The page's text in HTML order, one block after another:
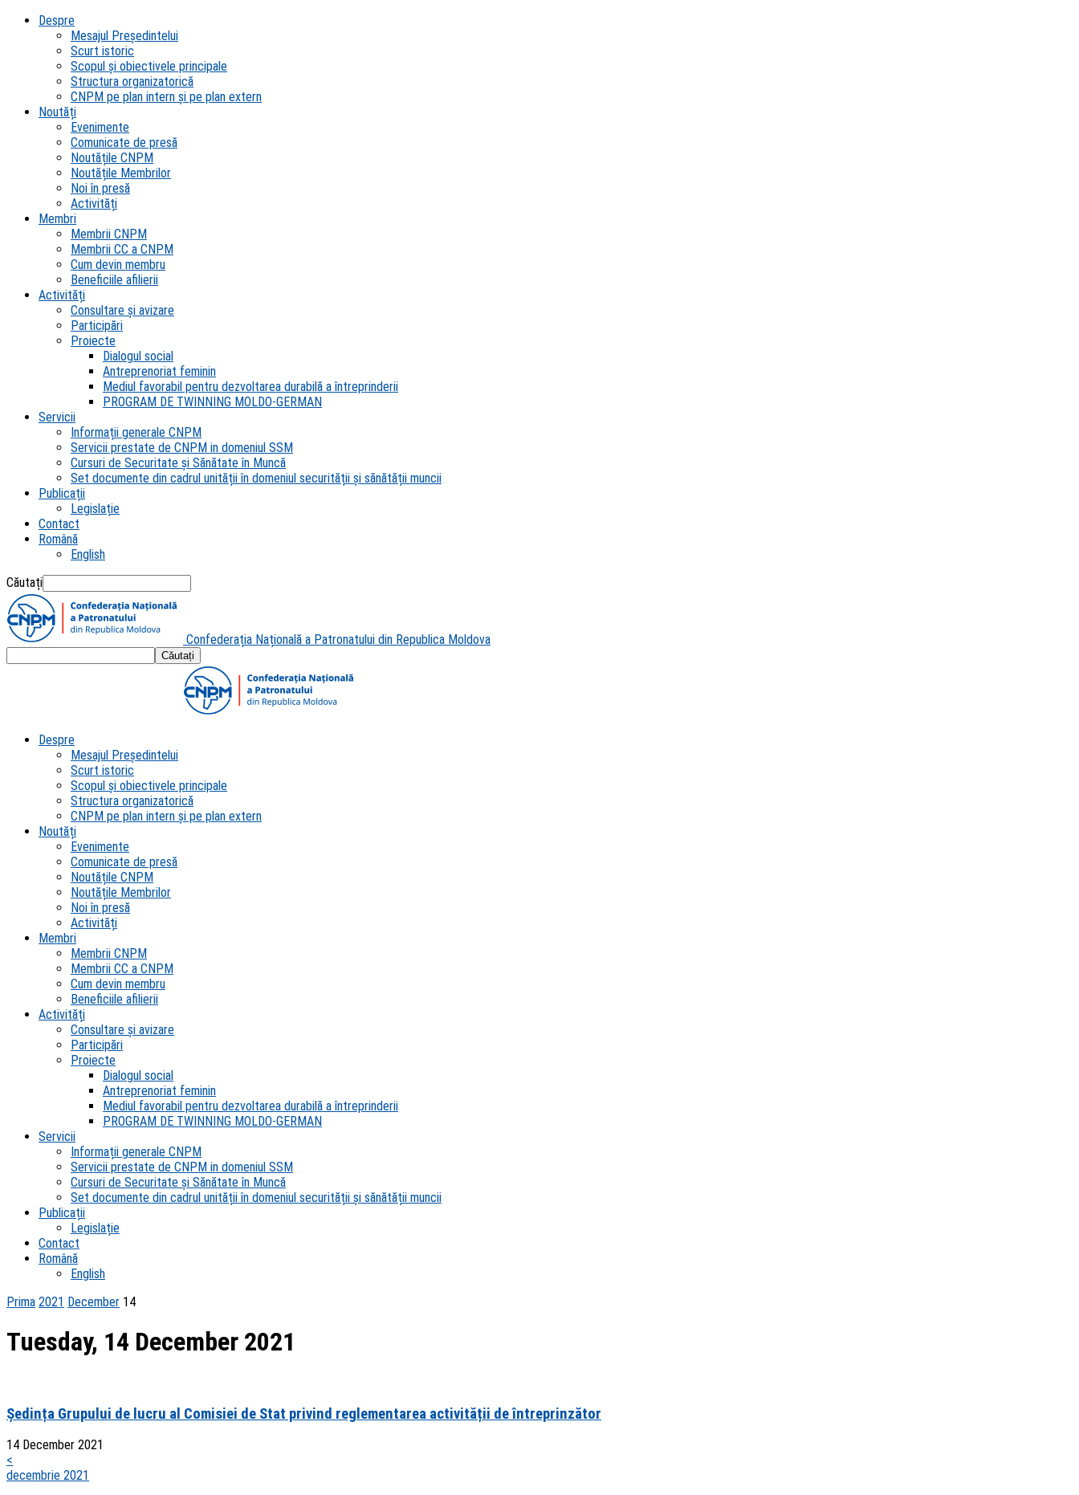
Despre
Mesajul Președintelui
Scurt istoric
Scopul şi obiectivele principale
Structura organizatorică
CNPM pe plan intern şi pe plan extern
Noutăți
Evenimente
Comunicate de presă
Noutățile CNPM
Noutățile Membrilor
Noi în presă
Activități
Membri
Membrii CNPM
Membrii CC a CNPM
Cum devin membru
Beneficiile afilierii
Activități
Consultare și avizare
Participări
Proiecte
Dialogul social
Antreprenoriat feminin
Mediul favorabil pentru dezvoltarea durabilă a întreprinderii
PROGRAM DE TWINNING MOLDO-GERMAN
Servicii
Informații generale CNPM
Servicii prestate de CNPM in domeniul SSM
Cursuri de Securitate și Sănătate în Muncă
Set documente din cadrul unității în domeniul securității și sănătății muncii
Publicații
Legislație
Contact
Română
English
Căutați
Confederația Națională a Patronatului din Republica Moldova
Despre
Mesajul Președintelui
Scurt istoric
Scopul şi obiectivele principale
Structura organizatorică
CNPM pe plan intern şi pe plan extern
Noutăți
Evenimente
Comunicate de presă
Noutățile CNPM
Noutățile Membrilor
Noi în presă
Activități
Membri
Membrii CNPM
Membrii CC a CNPM
Cum devin membru
Beneficiile afilierii
Activități
Consultare și avizare
Participări
Proiecte
Dialogul social
Antreprenoriat feminin
Mediul favorabil pentru dezvoltarea durabilă a întreprinderii
PROGRAM DE TWINNING MOLDO-GERMAN
Servicii
Informații generale CNPM
Servicii prestate de CNPM in domeniul SSM
Cursuri de Securitate și Sănătate în Muncă
Set documente din cadrul unității în domeniul securității și sănătății muncii
Publicații
Legislație
Contact
Română
English
Prima 2021 December 14
Tuesday, 14 December 2021
Ședința Grupului de lucru al Comisiei de Stat privind reglementarea activității de întreprinzător
14 December 2021
<
decembrie 2021